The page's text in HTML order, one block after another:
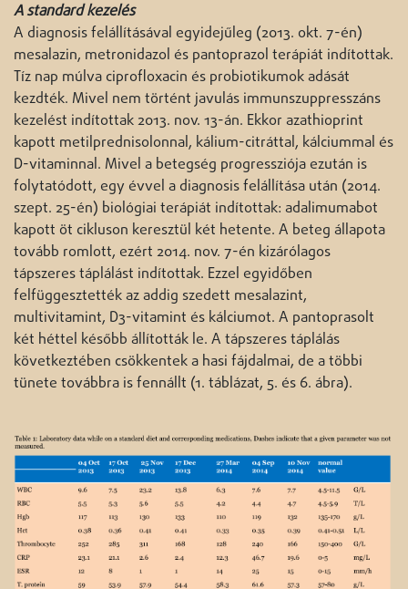
A standard kezelés
A diagnosis felállításával egyidejűleg (2013. okt. 7-én)
mesalazin, metronidazol és pantoprazol terápiát indítottak.
Tíz nap múlva ciprofloxacin és probiotikumok adását
kezdték. Mivel nem történt javulás immunszuppresszáns
kezelést indítottak 2013. nov. 13-án. Ekkor azathioprint
kapott metilprednisolonnal, kálium-citráttal, kálciummal és
D-vitaminnal. Mivel a betegség progressziója ezután is
folytatódott, egy évvel a diagnosis felállítása után (2014.
szept. 25-én) biológiai terápiát indítottak: adalimumabot
kapott öt cikluson keresztül két hetente. A beteg állapota
tovább romlott, ezért 2014. nov. 7-én kizárólagos
tápszeres táplálást indítottak. Ezzel egyidőben
felfüggesztették az addig szedett mesalazint,
multivitamint, D3-vitamint és kálciumot. A pantoprasolt
két héttel később állították le. A tápszeres táplálás
következtében csökkentek a hasi fájdalmai, de a többi
tünete továbbra is fennállt (1. táblázat, 5. és 6. ábra).